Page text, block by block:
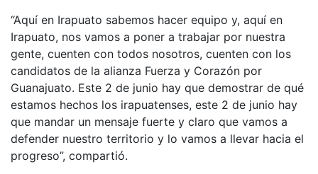
“Aquí en Irapuato sabemos hacer equipo y, aquí en
Irapuato, nos vamos a poner a trabajar por nuestra
gente, cuenten con todos nosotros, cuenten con los
candidatos de la alianza Fuerza y Corazón por
Guanajuato. Este 2 de junio hay que demostrar de qué
estamos hechos los irapuatenses, este 2 de junio hay
que mandar un mensaje fuerte y claro que vamos a
defender nuestro territorio y lo vamos a llevar hacia el
progreso”, compartió.